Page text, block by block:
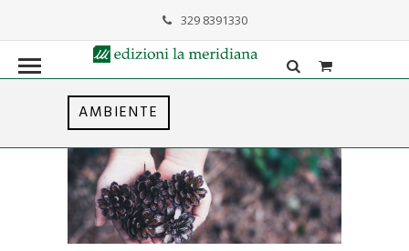
329 8391330
formazione@lameridiana.it
AMBIENTE